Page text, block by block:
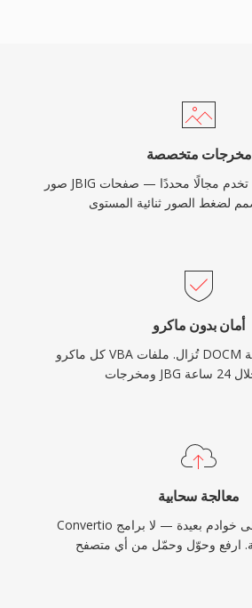
مخرجات متخصصة
صور JBIG تخدم مجالًا محددًا — صفحات DOCM تصبح متاحة
أمان بدون ماكرو
كل ماكرو VBA تُزال. ملفات DOCM تُحذف بعد المعالجة
معالجة سحابية
Convertio يصيّر الصفحات على خوادم بعيدة — لا برامج